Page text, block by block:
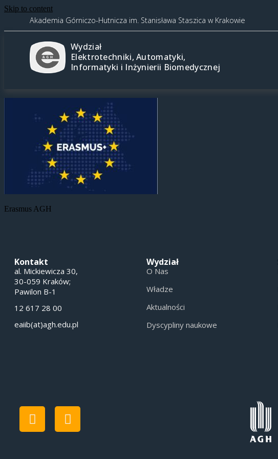
Skip to content
Akademia Górniczo-Hutnicza im. Stanisława Staszica w Krakowie
Wydział
Elektrotechniki, Automatyki,
Informatyki i Inżynierii Biomedycznej
Erasmus AGH
Kontakt
al. Mickiewicza 30,
30-059 Kraków;
Pawilon B-1
12 617 28 00
eaiib(at)agh.edu.pl
Wydział
O Nas
Władze
Aktualności
Dyscypliny naukowe